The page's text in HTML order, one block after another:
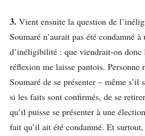
3. Vient ensuite la question de
Soumaré n’aurait pas été condamné à
d’inéligibilité : que viendrait-on donc
réflexion me laisse pantois. Personne
Soumaré de se présenter – même s’il
si les faits sont confirmés, de se
qu’il puisse se présenter à une
fait qu’il ait été condamné. Et